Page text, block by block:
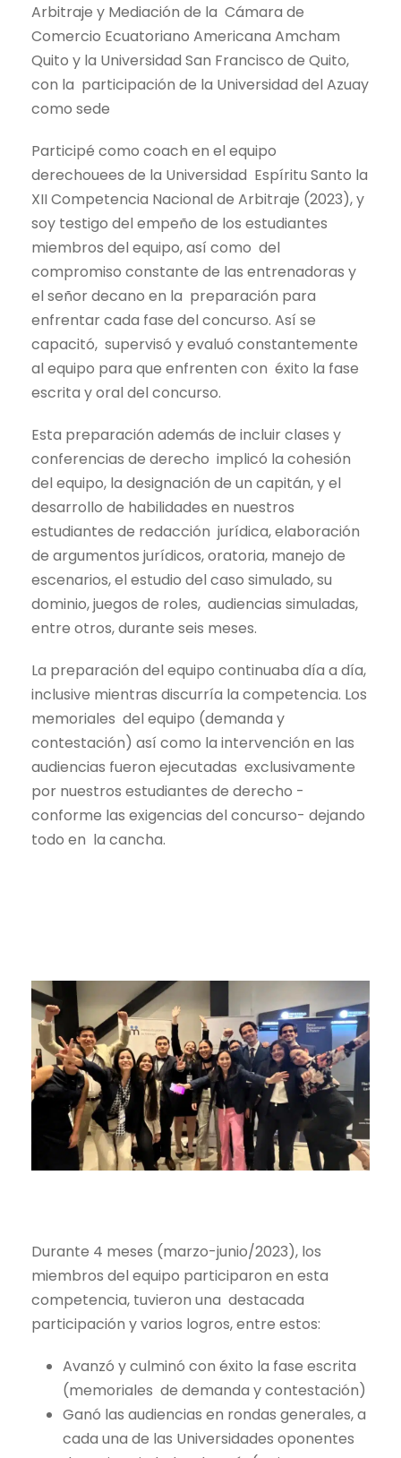
Arbitraje y Mediación de la Cámara de
Comercio Ecuatoriano Americana Amcham
Quito y la Universidad San Francisco de Quito,
con la participación de la Universidad del Azuay
como sede
Participé como coach en el equipo
derechouees de la Universidad Espíritu Santo la
XII Competencia Nacional de Arbitraje (2023), y
soy testigo del empeño de los estudiantes
miembros del equipo, así como del
compromiso constante de las entrenadoras y
el señor decano en la preparación para
enfrentar cada fase del concurso. Así se
capacitó, supervisó y evaluó constantemente
al equipo para que enfrenten con éxito la fase
escrita y oral del concurso.
Esta preparación además de incluir clases y
conferencias de derecho implicó la cohesión
del equipo, la designación de un capitán, y el
desarrollo de habilidades en nuestros
estudiantes de redacción jurídica, elaboración
de argumentos jurídicos, oratoria, manejo de
escenarios, el estudio del caso simulado, su
dominio, juegos de roles, audiencias simuladas,
entre otros, durante seis meses.
La preparación del equipo continuaba día a día,
inclusive mientras discurría la competencia. Los
memoriales del equipo (demanda y
contestación) así como la intervención en las
audiencias fueron ejecutadas exclusivamente
por nuestros estudiantes de derecho -
conforme las exigencias del concurso- dejando
todo en la cancha.
Durante 4 meses (marzo-junio/2023), los
miembros del equipo participaron en esta
competencia, tuvieron una destacada
participación y varios logros, entre estos:
Avanzó y culminó con éxito la fase escrita
(memoriales de demanda y contestación)
Ganó las audiencias en rondas generales, a
cada una de las Universidades oponentes